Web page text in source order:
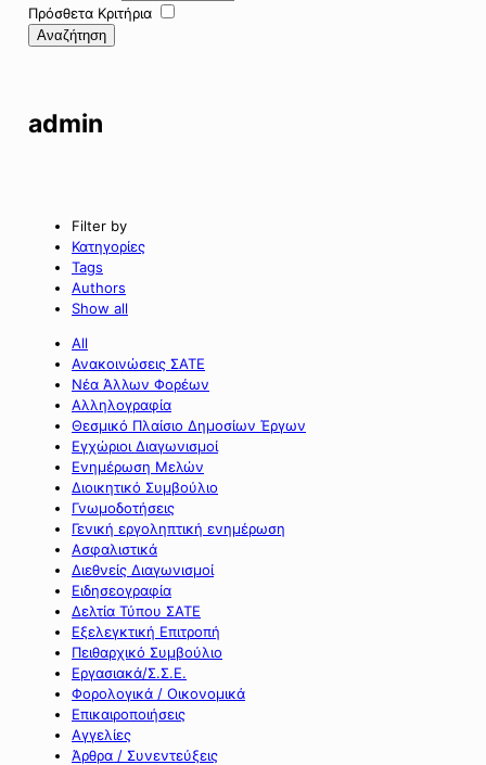
Πρόσθετα Κριτήρια
Αναζήτηση
admin
Filter by
Κατηγορίες
Tags
Authors
Show all
All
Ανακοινώσεις ΣΑΤΕ
Νέα Άλλων Φορέων
Αλληλογραφία
Θεσμικό Πλαίσιο Δημοσίων Έργων
Εγχώριοι Διαγωνισμοί
Ενημέρωση Μελών
Διοικητικό Συμβούλιο
Γνωμοδοτήσεις
Γενική εργοληπτική ενημέρωση
Ασφαλιστικά
Διεθνείς Διαγωνισμοί
Ειδησεογραφία
Δελτία Τύπου ΣΑΤΕ
Εξελεγκτική Επιτροπή
Πειθαρχικό Συμβούλιο
Εργασιακά/Σ.Σ.Ε.
Φορολογικά / Οικονομικά
Επικαιροποιήσεις
Αγγελίες
Άρθρα / Συνεντεύξεις